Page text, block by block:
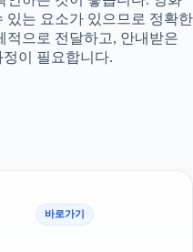
있는 요소가 있으므로 정확한
적으로 전달하고, 안내받은
이 필요합니다.
바로가기